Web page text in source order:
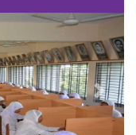
Next